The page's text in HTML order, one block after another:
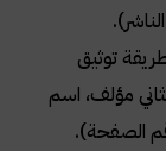
.
توثيق
مؤلف، اسم
الصفحة).